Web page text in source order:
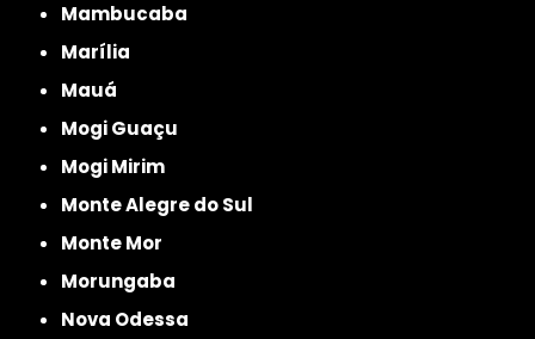
Mambucaba
Marília
Mauá
Mogi Guaçu
Mogi Mirim
Monte Alegre do Sul
Monte Mor
Morungaba
Nova Odessa